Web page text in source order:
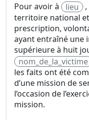
Pour avoir à lieu
territoire national
prescription,
ayant entraîné une
supérieure à huit
nom_de_la_victime
les faits ont été
d’une mission de
l’occasion de
mission.